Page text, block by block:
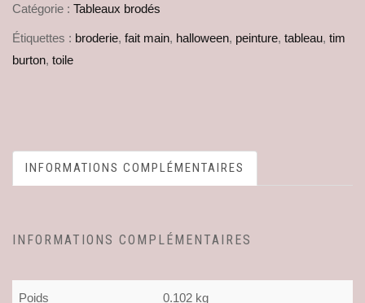
Catégorie : Tableaux brodés
Étiquettes : broderie, fait main, halloween, peinture, tableau, tim
burton, toile
INFORMATIONS COMPLÉMENTAIRES
INFORMATIONS COMPLÉMENTAIRES
Poids 0.102 kg